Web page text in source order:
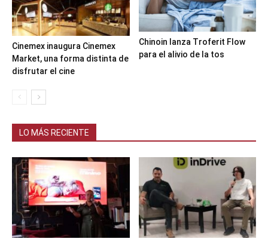
Cinemex inaugura Cinemex
Market, una forma distinta de
disfrutar el cine
Chinoin lanza Troferit Flow
para el alivio de la tos
LO MÁS RECIENTE